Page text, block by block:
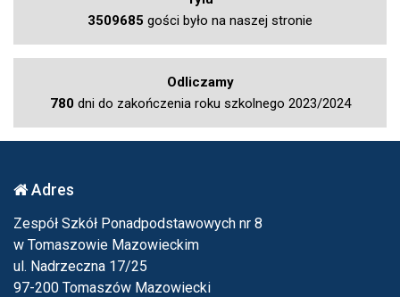
3509685 gości było na naszej stronie
Odliczamy
780dni do zakończenia roku szkolnego 2023/2024
Adres
Zespół Szkół Ponadpodstawowych nr 8
w Tomaszowie Mazowieckim
ul. Nadrzeczna 17/25
97-200 Tomaszów Mazowiecki